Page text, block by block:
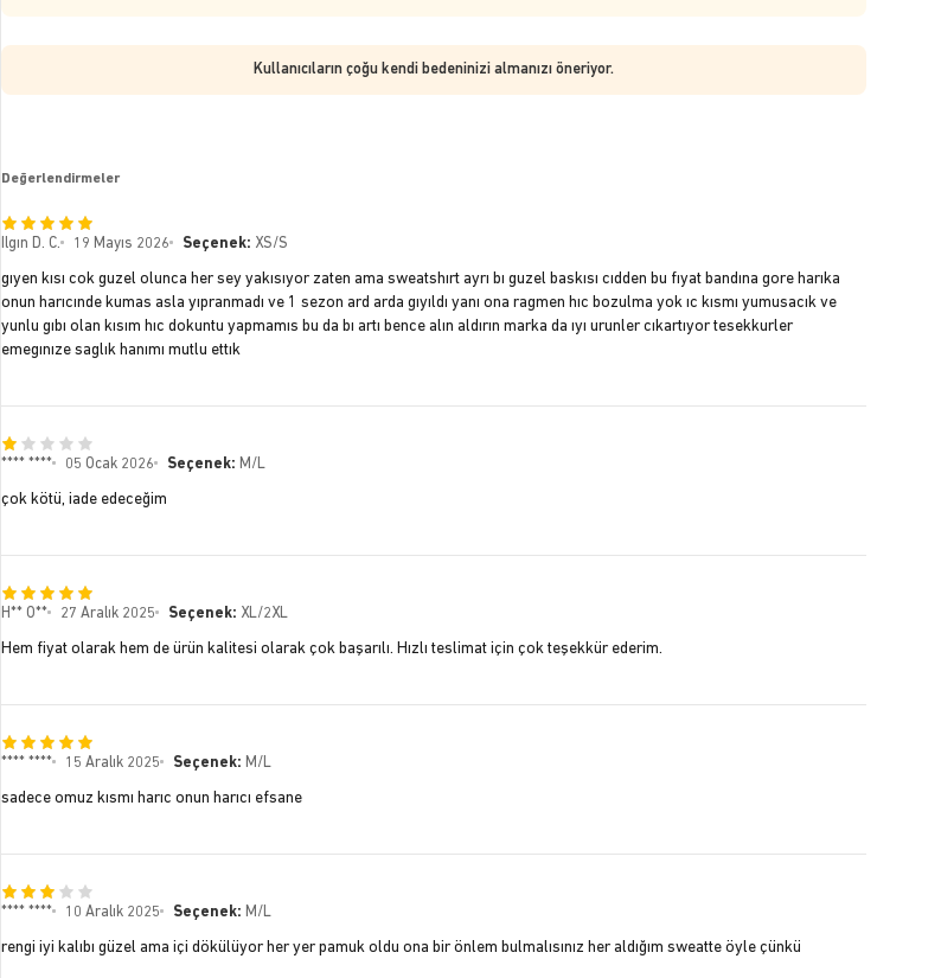
Kullanıcıların çoğu kendi bedeninizi almanızı öneriyor.
Değerlendirmeler
Ilgın D. C. 19 Mayıs 2026 Seçenek: XS/S
gıyen kısı cok guzel olunca her sey yakısıyor zaten ama sweatshırt ayrı bı guzel baskısı cıdden bu fıyat bandına gore harıka
onun harıcınde kumas asla yıpranmadı ve 1 sezon ard arda gıyıldı yanı ona ragmen hıc bozulma yok ıc kısmı yumusacık ve
yunlu gıbı olan kısım hıc dokuntu yapmamıs bu da bı artı bence alın aldırın marka da ıyı urunler cıkartıyor tesekkurler
emegınıze saglık hanımı mutlu ettık
**** **** 05 Ocak 2026 Seçenek: M/L
çok kötü, iade edeceğim
H** O** 27 Aralık 2025 Seçenek: XL/2XL
Hem fiyat olarak hem de ürün kalitesi olarak çok başarılı. Hızlı teslimat için çok teşekkür ederim.
**** **** 15 Aralık 2025 Seçenek: M/L
sadece omuz kısmı harıc onun harıcı efsane
**** **** 10 Aralık 2025 Seçenek: M/L
rengi iyi kalıbı güzel ama içi dökülüyor her yer pamuk oldu ona bir önlem bulmalısınız her aldığım sweatte öyle çünkü